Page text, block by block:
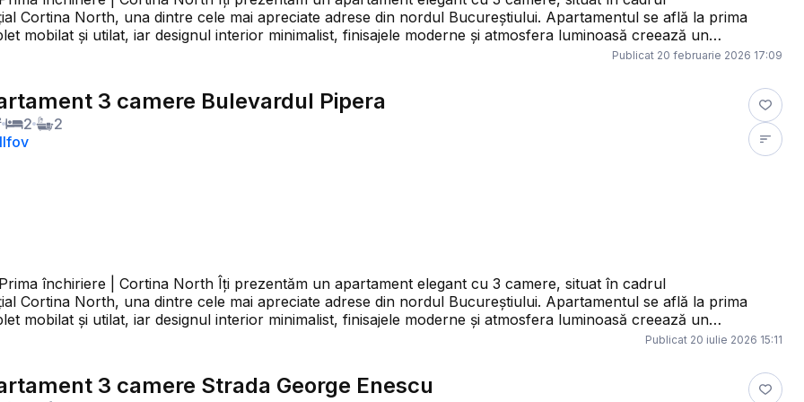
North, una dintre cele mai apreciate adrese din nordul Bucureștiului. Apartamentul se află la prima
mobilat și utilat, iar designul interior minimalist, finisajele moderne și atmosfera luminoasă creează un
încorporate, aer
beneficiază de pază permanentă și
cei care caută confort, calitate și o experiență premium de locuire. Ana-Maria Constantin –
Publicat 20 februarie 2026 17:09
3 camere Bulevardul Pipera
2
2
Îți prezentăm un apartament elegant cu 3 camere, situat în cadrul
North, una dintre cele mai apreciate adrese din nordul Bucureștiului. Apartamentul se află la prima
mobilat și utilat, iar designul interior minimalist, finisajele moderne și atmosfera luminoasă creează un
încorporate, aer
beneficiază de pază permanentă și
Publicat 20 iulie 2026 15:11
3 camere Strada George Enescu